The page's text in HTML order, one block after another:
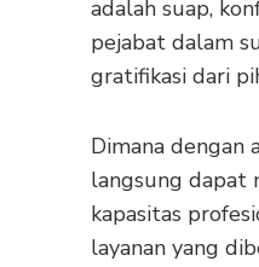
adalah suap,
pejabat dalam
gratifikasi dari
Dimana dengan
langsung dapat
kapasitas
layanan yang